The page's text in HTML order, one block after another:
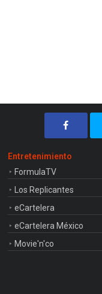
Entretenimiento
FormulaTV
Los Replicantes
eCartelera
eCartelera México
Movie'n'co